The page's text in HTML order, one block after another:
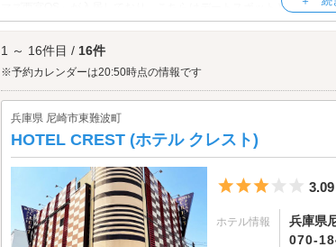
マズ西宮OS」が入居しており、こちらはデートスポットとしても
ン」もカップルの皆さんにおすすめです♪阪急西宮ガーデンズで充
からも
1 ～ 16件目 / 16件
※予約カレンダーは20:50時点の情報です
兵庫県 尼崎市東難波町
HOTEL CREST (ホテル クレスト)
5つ
3.09
ホテル情報
兵庫県
070-